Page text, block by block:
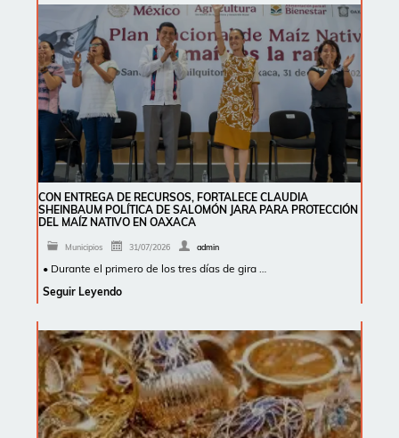
CON ENTREGA DE RECURSOS, FORTALECE CLAUDIA
SHEINBAUM POLÍTICA DE SALOMÓN JARA PARA PROTECCIÓN
DEL MAÍZ NATIVO EN OAXACA
Municipios 31/07/2026 admin
• Durante el primero de los tres días de gira …
Seguir Leyendo